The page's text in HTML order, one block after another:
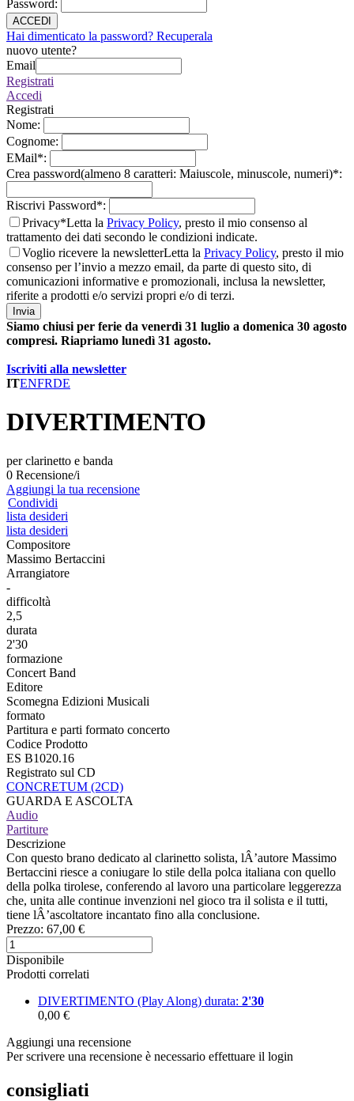
Password:
ACCEDI
Hai dimenticato la password? Recuperala
nuovo utente?
Email
Registrati
Accedi
Registrati
Nome:
Cognome:
EMail*:
Crea password(almeno 8 caratteri: Maiuscole, minuscole, numeri)*:
Riscrivi Password*:
Privacy*Letta la Privacy Policy, presto il mio consenso al
trattamento dei dati secondo le condizioni indicate.
Voglio ricevere la newsletterLetta la Privacy Policy, presto il mio
consenso per l’invio a mezzo email, da parte di questo sito, di
comunicazioni informative e promozionali, inclusa la newsletter,
riferite a prodotti e/o servizi propri e/o di terzi.
Invia
Siamo chiusi per ferie da venerdì 31 luglio a domenica 30 agosto
compresi. Riapriamo lunedì 31 agosto.
Iscriviti alla newsletter
ITENFRDE
DIVERTIMENTO
per clarinetto e banda
0 Recensione/i
Aggiungi la tua recensione
Condividi
lista desideri
lista desideri
Compositore
Massimo Bertaccini
Arrangiatore
-
difficoltà
2,5
durata
2'30
formazione
Concert Band
Editore
Scomegna Edizioni Musicali
formato
Partitura e parti formato concerto
Codice Prodotto
ES B1020.16
Registrato sul CD
CONCRETUM (2CD)
GUARDA E ASCOLTA
Audio
Partiture
Descrizione
Con questo brano dedicato al clarinetto solista, lÂ’autore Massimo
Bertaccini riesce a coniugare lo stile della polca italiana con quello
della polka tirolese, conferendo al lavoro una particolare leggerezza
che, unita alle continue invenzioni nel gioco tra il solista e il tutti,
tiene lÂ’ascoltatore incantato fino alla conclusione.
Prezzo: 67,00 €
Disponibile
Prodotti correlati
DIVERTIMENTO (Play Along) durata: 2'30
0,00 €
Aggiungi una recensione
Per scrivere una recensione è necessario effettuare il login
consigliati